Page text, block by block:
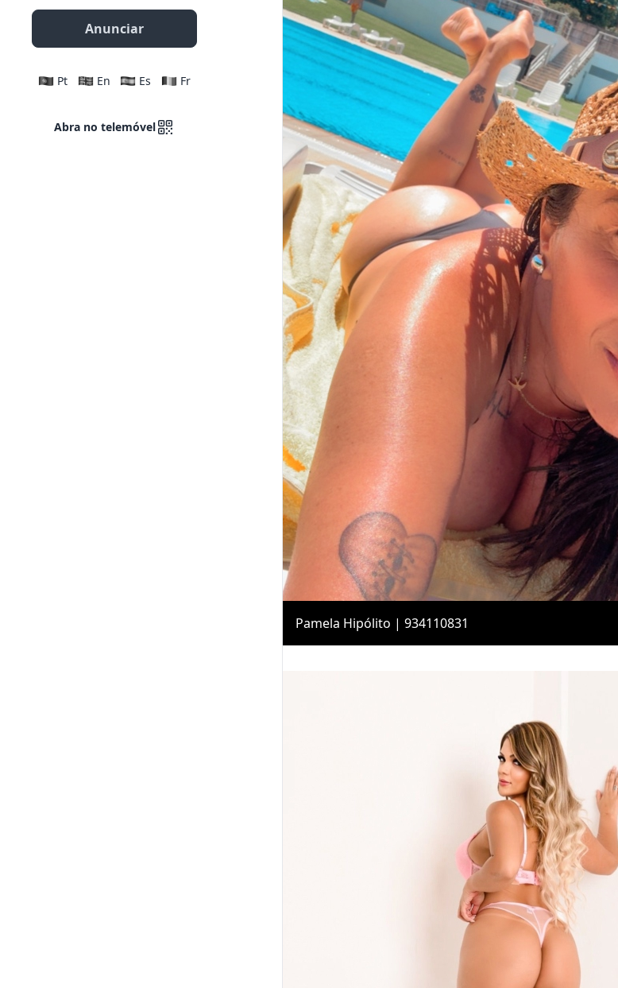
Anunciar
Pt En Es Fr
Abra no telemóvel
Pamela Hipólito | 934110831